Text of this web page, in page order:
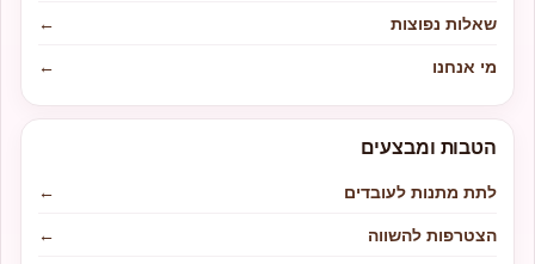
שאלות נפוצות
←
מי אנחנו
←
הטבות ומבצעים
לתת מתנות לעובדים
←
הצטרפות להשווה
←